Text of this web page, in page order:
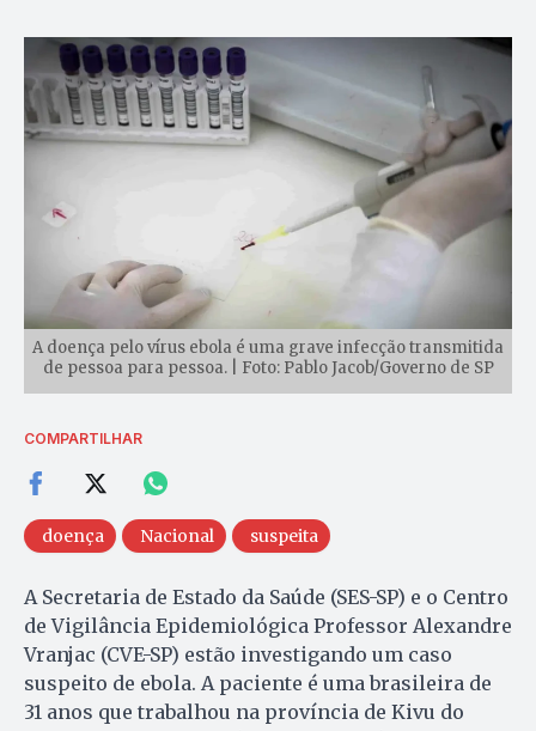
A doença pelo vírus ebola é uma grave infecção transmitida
de pessoa para pessoa. | Foto: Pablo Jacob/Governo de SP
COMPARTILHAR
doença Nacional suspeita
A Secretaria de Estado da Saúde (SES-SP) e o Centro
de Vigilância Epidemiológica Professor Alexandre
Vranjac (CVE-SP) estão investigando um caso
suspeito de ebola. A paciente é uma brasileira de
31 anos que trabalhou na província de Kivu do